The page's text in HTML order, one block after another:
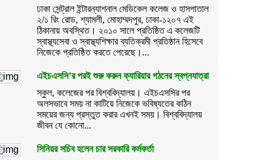
ঢাকা সেন্ট্রাল ইন্টারন্যাশনাল মেডিকেল কলেজ ও হাসপাতাল
২/১ রিং রোড, শ্যামলী, মোহাম্মদপুর, ঢাকা-১২০৭ এই
ঠিকানায় অবস্থিত। ২০১০ সালে প্রতিষ্ঠিত এ কলেজটি
স্বাস্থ্যসেবা ও স্বাস্থ্যশিক্ষার ব্যতিক্রমী প্রতিষ্ঠান হিসেবে
নিজেকে প্রতিষ্ঠিত করতে পেরেছে।...
এইচএসসি’র পরই শুরু করুন ক্যারিয়ার গঠনের স্বপ্নযাত্রা
স্কুল, কলেজের পর বিশ্ববিদ্যালয়। এইচএসসির পর
অলসভাবে সময় না কাটিয়ে নিজেকে ভবিষ্যতের কঠিন
সময়ের জন্য প্রস্তুত করার এখনই সময়। বিশ্ববিদ্যালয়
জীবন যে কোনো...
সিনিয়র সচিব হলেন চার সরকারি কর্মকর্তা